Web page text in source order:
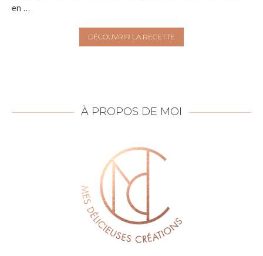
en …
DÉCOUVRIR LA RECETTE
À PROPOS DE MOI